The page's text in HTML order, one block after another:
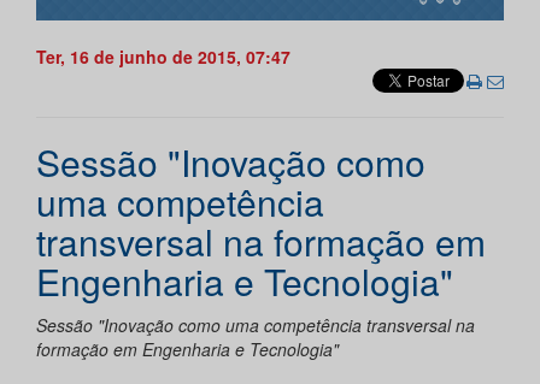
Ter, 16 de junho de 2015, 07:47
Sessão "Inovação como
uma competência
transversal na formação em
Engenharia e Tecnologia"
Sessão "Inovação como uma competência transversal na
formação em Engenharia e Tecnologia"